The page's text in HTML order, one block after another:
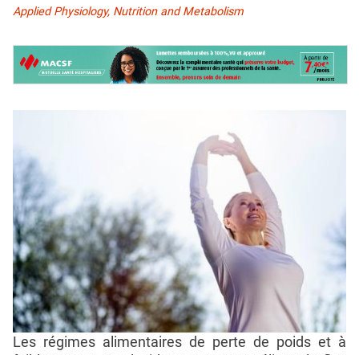
CONTACT
Applied Physiology, Nutrition and Metabolism
Les régimes alimentaires de perte de poids et à